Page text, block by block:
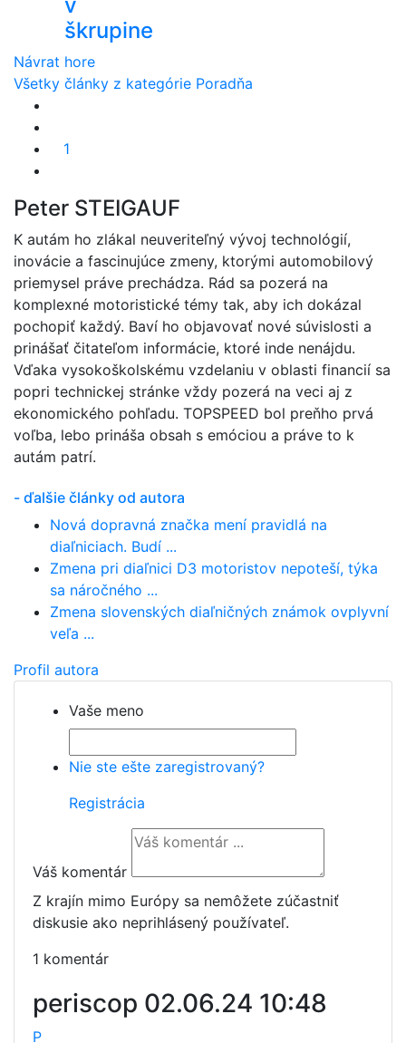
škrupine
Návrat hore
Všetky články z kategórie Poradňa
1
Peter STEIGAUF
K autám ho zlákal neuveriteľný vývoj technológií,
inovácie a fascinujúce zmeny, ktorými automobilový
priemysel práve prechádza. Rád sa pozerá na
komplexné motoristické témy tak, aby ich dokázal
pochopiť každý. Baví ho objavovať nové súvislosti a
prinášať čitateľom informácie, ktoré inde nenájdu.
Vďaka vysokoškolskému vzdelaniu v oblasti financií sa
popri technickej stránke vždy pozerá na veci aj z
ekonomického pohľadu. TOPSPEED bol preňho prvá
voľba, lebo prináša obsah s emóciou a práve to k
autám patrí.
- ďalšie články od autora
Nová dopravná značka mení pravidlá na
diaľniciach. Budí ...
Zmena pri diaľnici D3 motoristov nepoteší, týka
sa náročného ...
Zmena slovenských diaľničných známok ovplyvní
veľa ...
Profil autora
Vaše meno
Nie ste ešte zaregistrovaný?
Registrácia
Váš komentár
Z krajín mimo Európy sa nemôžete zúčastniť
diskusie ako neprihlásený používateľ.
1 komentár
periscop 02.06.24 10:48
P